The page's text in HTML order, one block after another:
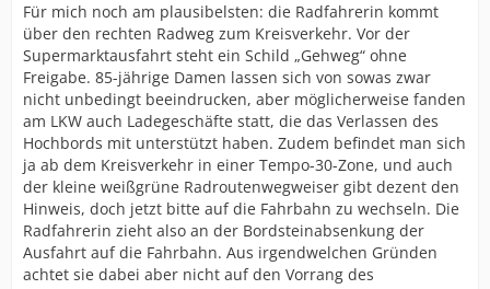
Für mich noch am plausibelsten: die Radfahrerin kommt
über den rechten Radweg zum Kreisverkehr. Vor der
Supermarktausfahrt steht ein Schild „Gehweg“ ohne
Freigabe. 85-jährige Damen lassen sich von sowas zwar
nicht unbedingt beeindrucken, aber möglicherweise fanden
am LKW auch Ladegeschäfte statt, die das Verlassen des
Hochbords mit unterstützt haben. Zudem befindet man sich
ja ab dem Kreisverkehr in einer Tempo-30-Zone, und auch
der kleine weißgrüne Radroutenwegweiser gibt dezent den
Hinweis, doch jetzt bitte auf die Fahrbahn zu wechseln. Die
Radfahrerin zieht also an der Bordsteinabsenkung der
Ausfahrt auf die Fahrbahn. Aus irgendwelchen Gründen
achtet sie dabei aber nicht auf den Vorrang des